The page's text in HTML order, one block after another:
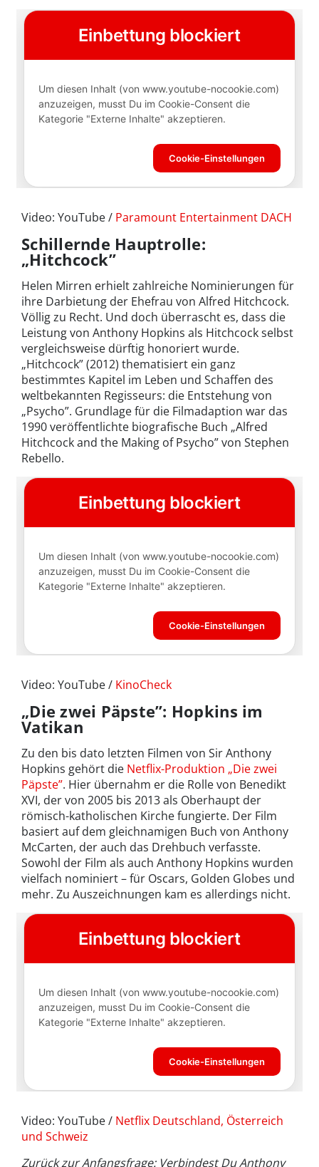
Video: YouTube / Paramount Entertainment DACH
Schillernde Hauptrolle:
„Hitchcock”
Helen Mirren erhielt zahlreiche Nominierungen für
ihre Darbietung der Ehefrau von Alfred Hitchcock.
Völlig zu Recht. Und doch überrascht es, dass die
Leistung von Anthony Hopkins als Hitchcock selbst
vergleichsweise dürftig honoriert wurde.
„Hitchcock” (2012) thematisiert ein ganz
bestimmtes Kapitel im Leben und Schaffen des
weltbekannten Regisseurs: die Entstehung von
„Psycho”. Grundlage für die Filmadaption war das
1990 veröffentlichte biografische Buch „Alfred
Hitchcock and the Making of Psycho” von Stephen
Rebello.
Video: YouTube / KinoCheck
„Die zwei Päpste”: Hopkins im
Vatikan
Zu den bis dato letzten Filmen von Sir Anthony
Hopkins gehört die Netflix-Produktion „Die zwei
Päpste”. Hier übernahm er die Rolle von Benedikt
XVI, der von 2005 bis 2013 als Oberhaupt der
römisch-katholischen Kirche fungierte. Der Film
basiert auf dem gleichnamigen Buch von Anthony
McCarten, der auch das Drehbuch verfasste.
Sowohl der Film als auch Anthony Hopkins wurden
vielfach nominiert – für Oscars, Golden Globes und
mehr. Zu Auszeichnungen kam es allerdings nicht.
Video: YouTube / Netflix Deutschland, Österreich
und Schweiz
Zurück zur Anfangsfrage: Verbindest Du Anthony